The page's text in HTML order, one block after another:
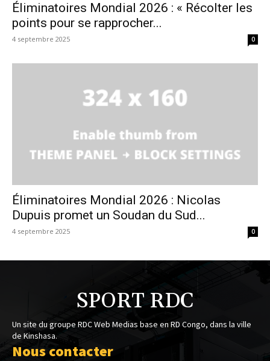
Éliminatoires Mondial 2026 : « Récolter les
points pour se rapprocher...
4 septembre 2025 0
Éliminatoires Mondial 2026 : Nicolas
Dupuis promet un Soudan du Sud...
4 septembre 2025 0
SPORT RDC
Un site du groupe RDC Web Medias base en RD Congo, dans la ville
de Kinshasa.
Nous contacter